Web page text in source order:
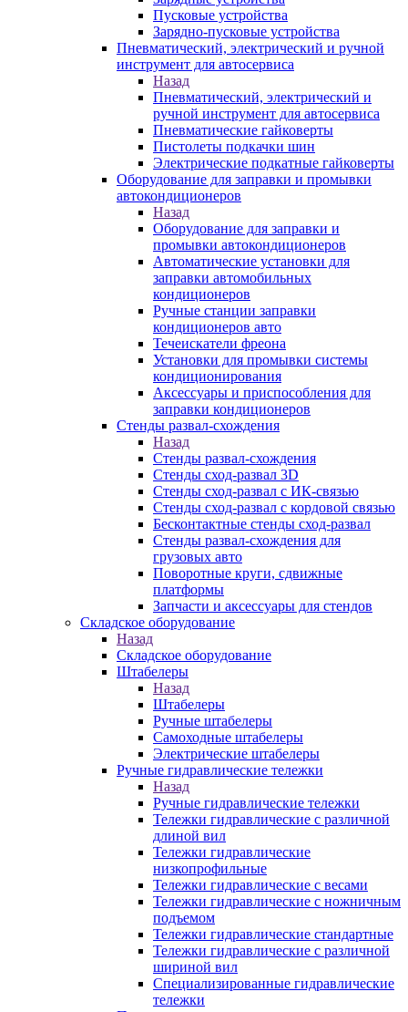
Пусковые устройства
Зарядно-пусковые устройства
Пневматический, электрический и ручной
инструмент для автосервиса
Назад
Пневматический, электрический и
ручной инструмент для автосервиса
Пневматические гайковерты
Пистолеты подкачки шин
Электрические подкатные гайковерты
Оборудование для заправки и промывки
автокондиционеров
Назад
Оборудование для заправки и
промывки автокондиционеров
Автоматические установки для
заправки автомобильных
кондиционеров
Ручные станции заправки
кондиционеров авто
Течеискатели фреона
Установки для промывки системы
кондиционирования
Аксессуары и приспособления для
заправки кондиционеров
Стенды развал-схождения
Назад
Стенды развал-схождения
Стенды сход-развал 3D
Стенды сход-развал с ИК-связью
Стенды сход-развал с кордовой связью
Бесконтактные стенды сход-развал
Стенды развал-схождения для
грузовых авто
Поворотные круги, сдвижные
платформы
Запчасти и аксессуары для стендов
Складское оборудование
Назад
Складское оборудование
Штабелеры
Назад
Штабелеры
Ручные штабелеры
Самоходные штабелеры
Электрические штабелеры
Ручные гидравлические тележки
Назад
Ручные гидравлические тележки
Тележки гидравлические с различной
длиной вил
Тележки гидравлические
низкопрофильные
Тележки гидравлические с весами
Тележки гидравлические с ножничным
подъемом
Тележки гидравлические стандартные
Тележки гидравлические с различной
шириной вил
Специализированные гидравлические
тележки